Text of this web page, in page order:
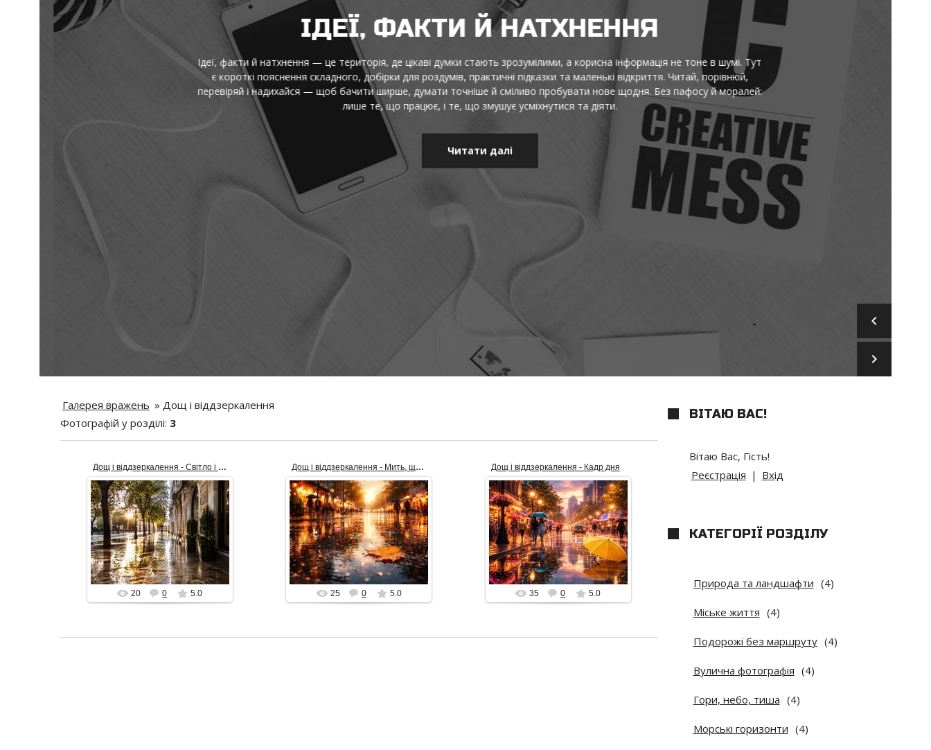
keyboard_arrow_left
keyboard_arrow_right
ІДЕЇ, ФАКТИ Й НАТХНЕННЯ
Ідеї, факти й натхнення — це територія, де цікаві думки стають зрозумілими, а корисна інформація не тоне в шумі. Тут
є короткі пояснення складного, добірки для роздумів, практичні підказки та маленькі відкриття. Читай, порівнюй,
перевіряй і надихайся — щоб бачити ширше, думати точніше й сміливо пробувати нове щодня. Без пафосу й моралей:
лише те, що працює, і те, що змушує усміхнутися та діяти.
Читати далі
Галерея вражень » Дощ і віддзеркалення
Фотографій у розділі: 3
Дощ і віддзеркалення - Світло і тінь
08.06.2026
Після дощу місто відкриває іншу
мову: мокра бруківка збирає
сонячні відблиски, дерева
кидають м’які тіні, а кожна кал...
alex_Is
20 0 5.0
Дощ і віддзеркалення - Мить, що лишилась
18.04.2026
Світла мить після дощу
застигла між рухом і тишею.
Мокра вулиця перетворюється
на дзеркало, в якому тремтять
золотаві...
alex_Is
25 0 5.0
Дощ і віддзеркалення - Кадр дня
25.02.2026
Світлий міський вечір після дощу
перетворює вулицю на дзеркало,
де кожен ліхтар, парасолька й
силует відбиваються у м...
alex_Is
35 0 5.0
ВІТАЮ ВАС!
Вітаю Вас, Гість!
Реєстрація | Вхід
КАТЕГОРІЇ РОЗДІЛУ
Природа та ландшафти (4)
Міське життя (4)
Подорожі без маршруту (4)
Вулична фотографія (4)
Гори, небо, тиша (4)
Морські горизонти (4)